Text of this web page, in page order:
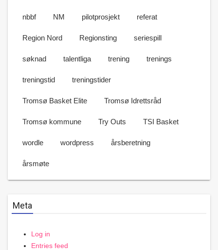
nbbf NM pilotprosjekt referat
Region Nord Regionsting seriespill
søknad talentliga trening trenings
treningstid treningstider
Tromsø Basket Elite Tromsø Idrettsråd
Tromsø kommune Try Outs TSI Basket
wordle wordpress årsberetning
årsmøte
Meta
Log in
Entries feed